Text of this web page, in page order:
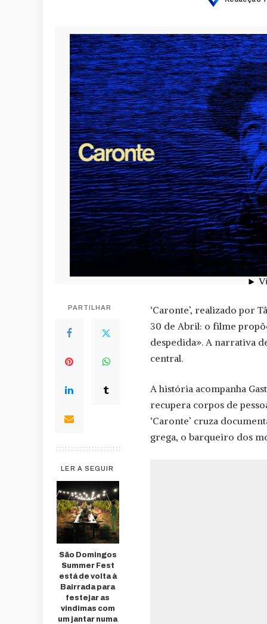
Posted
PARTILHAR
LER A SEGUIR
São Domingos
Summer Fest
está de volta à
Bairrada para
festejar as
vindimas com
um jantar numa
‘Caronte’, realizado por
30 de Abril: o filme
despedida». A narrativa
central.
A história acompanha
recupera corpos de
‘Caronte’ cruza
grega, o barqueiro dos